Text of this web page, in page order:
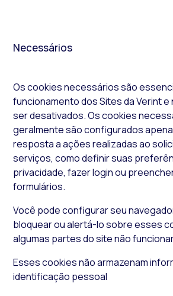
Necessários
Oscookiesnecessários são
funcionamento dos Sites da Verint e
ser desativados. Oscookies
geralmente são configurados
resposta a ações realizadas ao
serviços, como definir suas
privacidade, fazer login ou
formulários.
Você pode configurar seu
bloquear ou alertá-lo sobre esses
algumas partes do site não
Essescookiesnão armazenam
identificação pessoal